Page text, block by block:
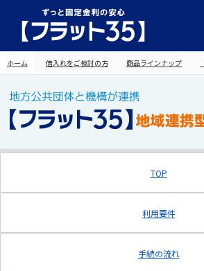
ホーム 借入れをご検討の方 商品ラインナップ
TOP
利用要件
手続の流れ